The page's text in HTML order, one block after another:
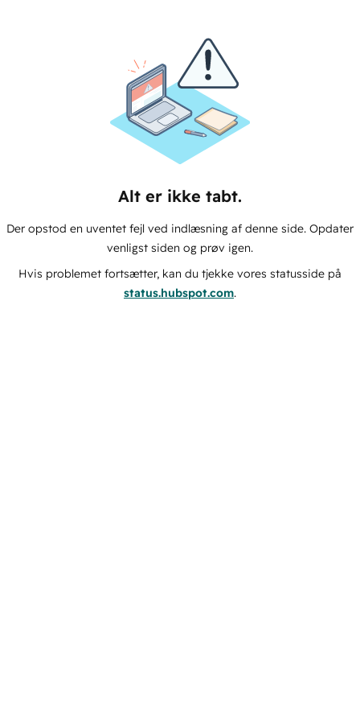
Alt er ikke tabt.
Der opstod en uventet fejl ved indlæsning af denne side. Opdater
venligst siden og prøv igen.
Hvis problemet fortsætter, kan du tjekke vores statusside på
status.hubspot.com.